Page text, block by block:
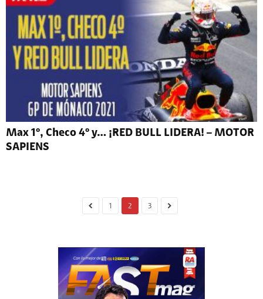
Max 1º, Checo 4º y… ¡RED BULL LIDERA! – MOTOR
SAPIENS
1 2 3